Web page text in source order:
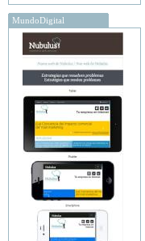
MundoDigital